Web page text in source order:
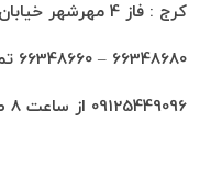
کرج : فاز 4 مهرشهر خیابان 411 شرقی پلاک 114 واحد 1
66348680 – 66348660 تماس از 8 صبح تا 6 شب
09125449096 از ساعت 8 صبح تا 10 شب